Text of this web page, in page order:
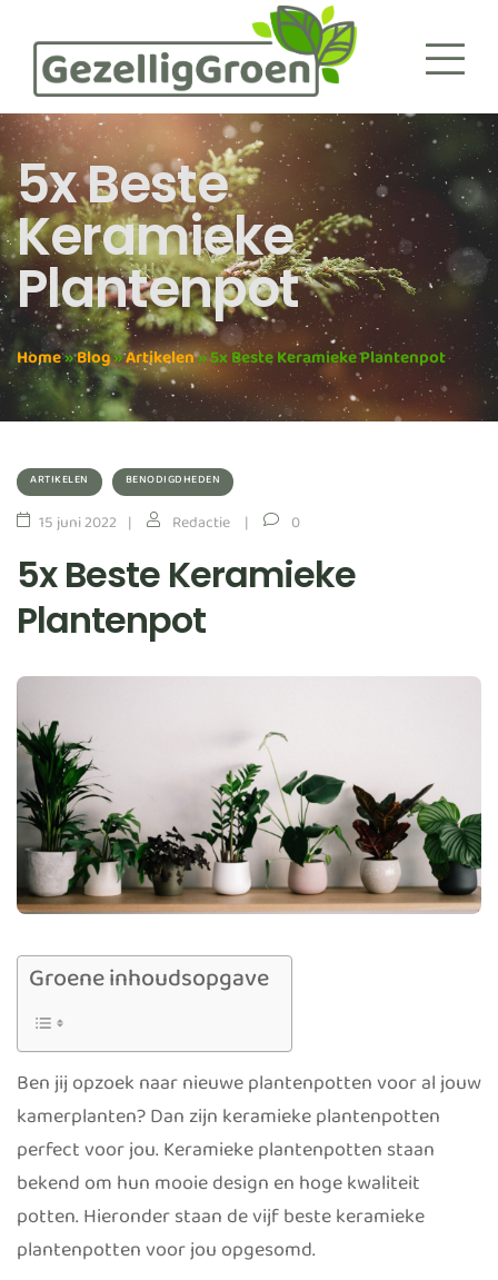
5x Beste
Keramieke
Plantenpot
Home»Blog»Artikelen»5x Beste Keramieke Plantenpot
ARTIKELEN BENODIGDHEDEN
15 juni 2022 Redactie 0
5x Beste Keramieke
Plantenpot
Groene inhoudsopgave
Ben jij opzoek naar nieuwe plantenpotten voor al jouw
kamerplanten? Dan zijn keramieke plantenpotten
perfect voor jou. Keramieke plantenpotten staan
bekend om hun mooie design en hoge kwaliteit
potten. Hieronder staan de vijf beste keramieke
plantenpotten voor jou opgesomd.